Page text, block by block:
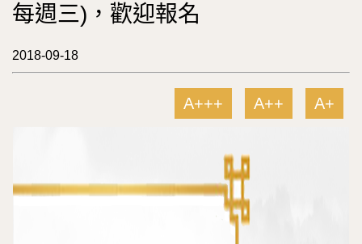
每週三)，歡迎報名
2018-09-18
A+++ A++ A+